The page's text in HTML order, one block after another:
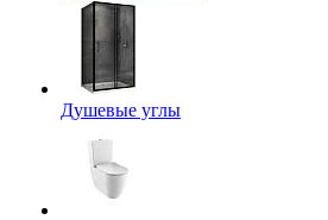
Душевые углы